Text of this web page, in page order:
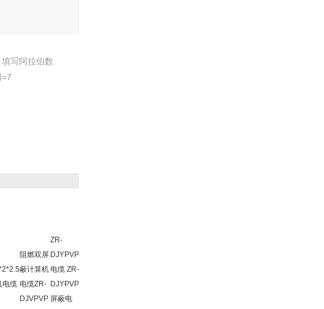
写阿拉伯数
电缆
阻燃双屏
蔽计算机
电缆ZR-
DJVPVP
ZR-
DJYPVP
电缆 ZR-
DJYPVP
屏蔽电